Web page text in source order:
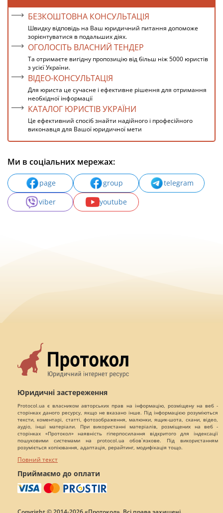
БЕЗКОШТОВНА КОНСУЛЬТАЦІЯ
Швидку відповідь на Ваш юридичний питання допоможе
зорієнтуватися в подальших діях.
ОГОЛОСІТЬ ВЛАСНИЙ ТЕНДЕР
Та отримаєте вигідну пропозицію від більш ніж 5000 юристів
з усієї України.
ВІДЕО-КОНСУЛЬТАЦІЯ
Для юриста це сучасне і ефективне рішення для отримання
необхідної інформації
КАТАЛОГ ЮРИСТІВ УКРАЇНИ
Це ефективний спосіб знайти надійного і професійного
виконавця для Вашої юридичної мети
Ми в соціальних мережах:
page group
telegram
viber
youtube
Юридичні застереження
Protocol.ua є власником авторських прав на інформацію, розміщену на веб -
сторінках даного ресурсу, якщо не вказано інше. Під інформацією розуміються
тексти, коментарі, статті, фотозображення, малюнки, ящик-шота, скани, відео,
аудіо, інші матеріали. При використанні матеріалів, розміщених на веб -
сторінках «Протокол» наявність гіперпосилання відкритого для індексації
пошуковими системами на protocol.ua обов`язкове. Під використанням
розуміється копіювання, адаптація, рерайтинг, модифікація тощо.
Повний текст
Приймаємо до оплати